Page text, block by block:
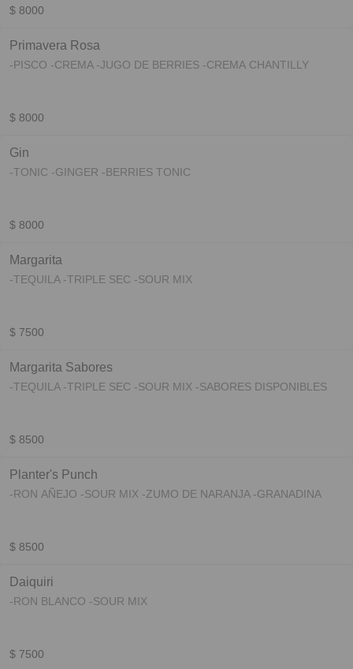
$ 8000
Primavera Rosa
-PISCO -CREMA -JUGO DE BERRIES -CREMA CHANTILLY
$ 8000
Gin
-TONIC -GINGER -BERRIES TONIC
$ 8000
Margarita
-TEQUILA -TRIPLE SEC -SOUR MIX
$ 7500
Margarita Sabores
-TEQUILA -TRIPLE SEC -SOUR MIX -SABORES DISPONIBLES
$ 8500
Planter's Punch
-RON AÑEJO -SOUR MIX -ZUMO DE NARANJA -GRANADINA
$ 8500
Daiquiri
-RON BLANCO -SOUR MIX
$ 7500